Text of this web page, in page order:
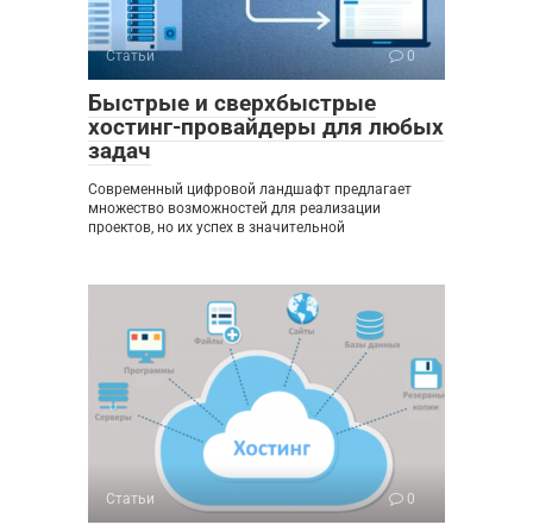
Статьи 0
Быстрые и сверхбыстрые
хостинг-провайдеры для любых
задач
Современный цифровой ландшафт предлагает
множество возможностей для реализации
проектов, но их успех в значительной
Статьи 0